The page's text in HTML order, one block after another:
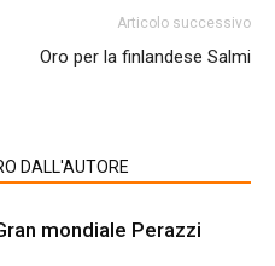
Articolo successivo
Oro per la finlandese Salmi
DALL'AUTORE
mondiale Perazzi